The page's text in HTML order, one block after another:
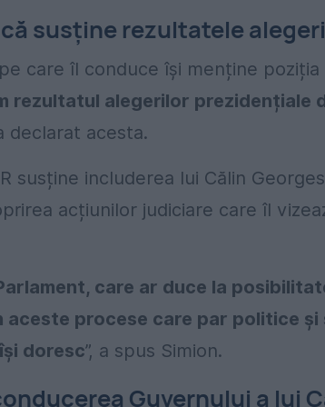
susține rezultatele
care îl conduce își menține
rezultatul alegerilor prezidențiale
declarat acesta.
susține includerea lui Călin
acțiunilor judiciare care îl
care ar duce la
aceste procese care par politice
doresc”, a spus Simion.
Guvernului a lui